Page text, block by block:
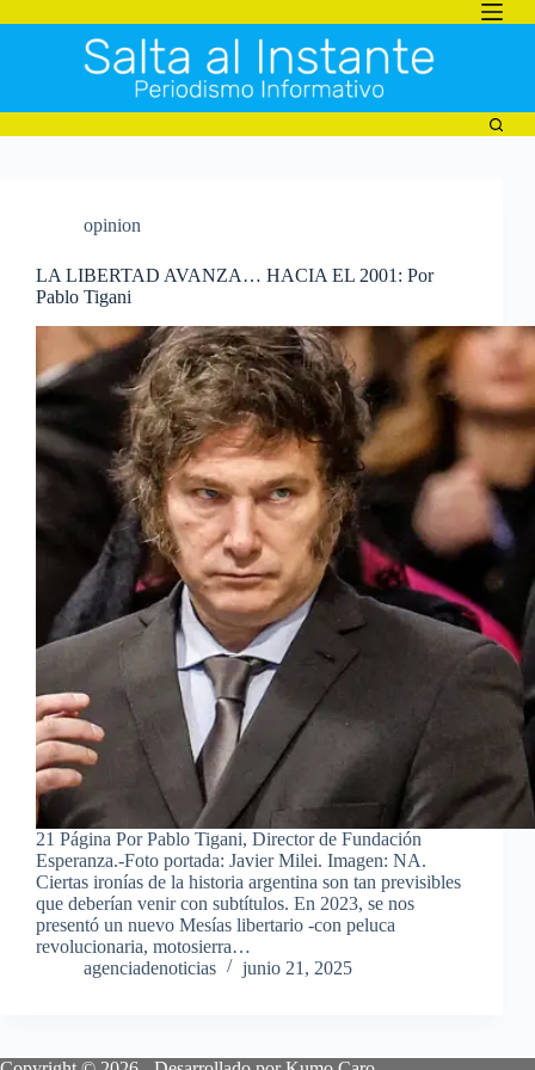
al
opinion
LA LIBERTAD AVANZA… HACIA EL 2001: Por
Pablo Tigani
21 Página Por Pablo Tigani, Director de Fundación
Esperanza.-Foto portada: Javier Milei. Imagen: NA.
Ciertas ironías de la historia argentina son tan previsibles
que deberían venir con subtítulos. En 2023, se nos
presentó un nuevo Mesías libertario -con peluca
revolucionaria, motosierra…
agenciadenoticias
junio 21, 2025